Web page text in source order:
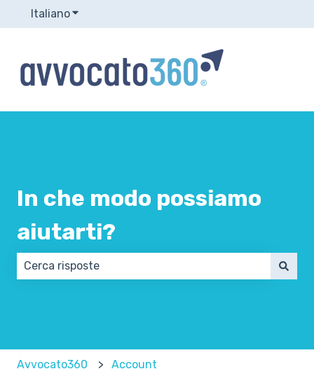
ItalianoMostra sottomenu per le traduzioni
In che modo possiamo
aiutarti?
Avvocato360 Account